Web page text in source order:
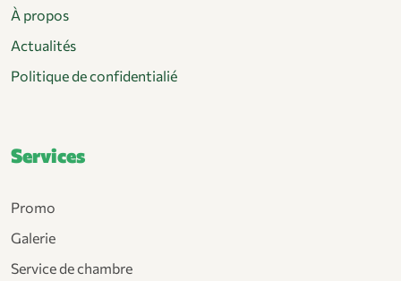
À propos
Actualités
Politique de confidentialié
Services
Promo
Galerie
Service de chambre